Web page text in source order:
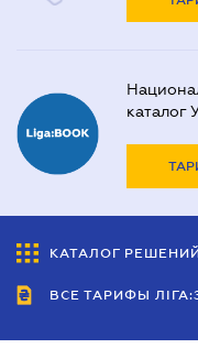
каталог
КАТАЛОГ
ВСЕ ТАРИФЫ